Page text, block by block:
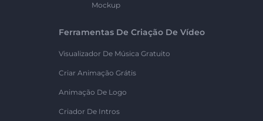
Mockup
Ferramentas De Criação De Vídeo
Visualizador De Música Gratuito
Criar Animação Grátis
Animação De Logo
Criador De Intros